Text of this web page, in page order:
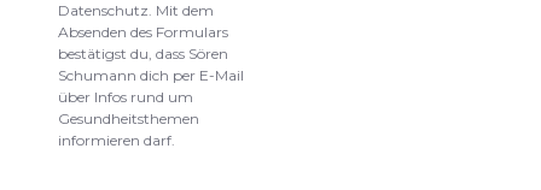
Datenschutz. Mit dem
Absenden des Formulars
bestätigst du, dass Sören
Schumann dich per E-Mail
über Infos rund um
Gesundheitsthemen
informieren darf.